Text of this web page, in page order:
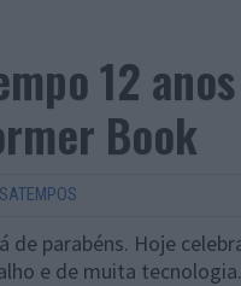
12
Book
de parabéns. Hoje
e de muita tecnologia.